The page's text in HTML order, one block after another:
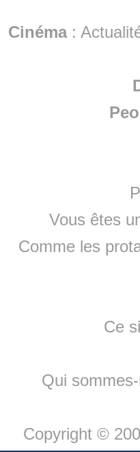
Cinéma:
Vous êtes
Comme les
Ce
Qui
Copyright ©